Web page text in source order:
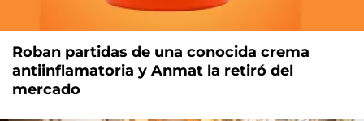
Roban partidas de una conocida crema
antiinflamatoria y Anmat la retiró del
mercado